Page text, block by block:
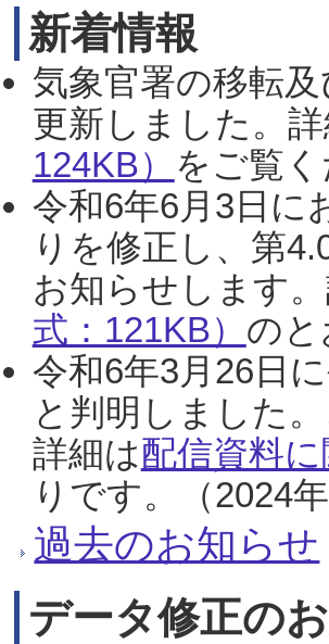
新着情報
気象官署の移転
更新しました。
124KB） をご覧
令和6年6月3日に
りを修正し、第
お知らせします
式：121KB） のと
令和6年3月26日
と判明しました
詳細は配信資料
りです。（2024年
過去のお知らせ
データ修正の